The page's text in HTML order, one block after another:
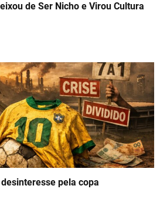
de Ser Nicho e Virou Cultura
pela copa